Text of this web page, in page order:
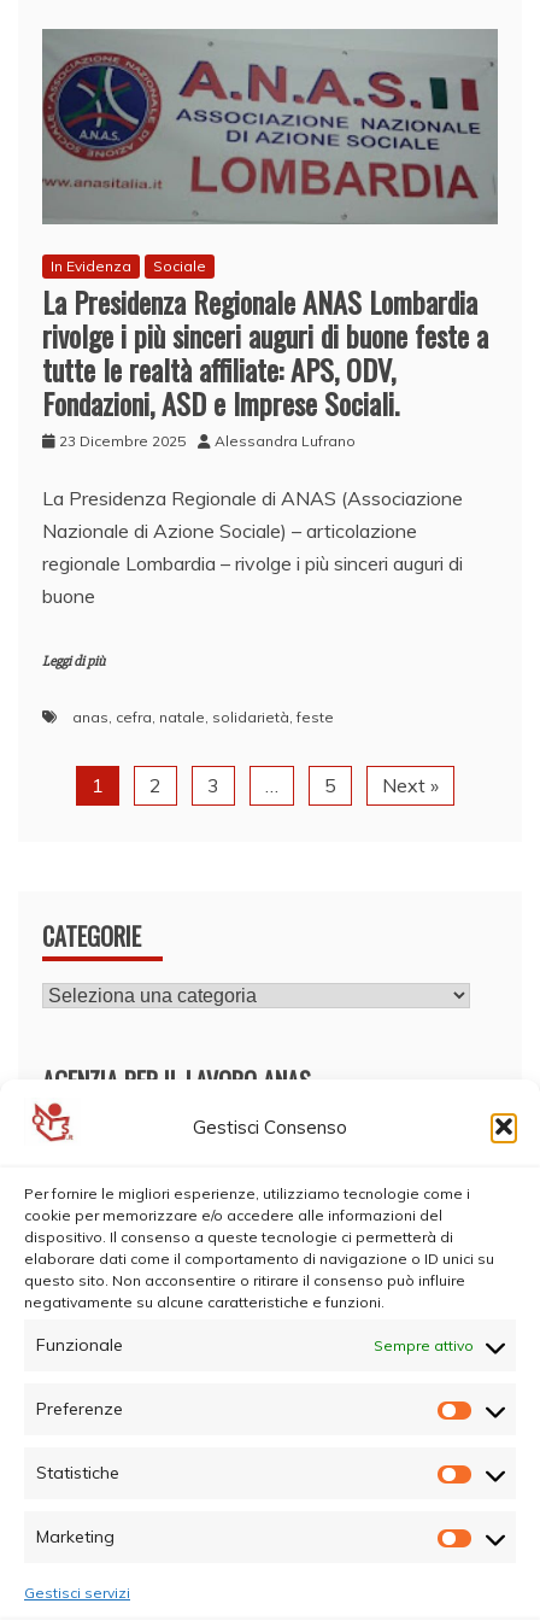
Gestisci Consenso
Per fornire le migliori esperienze, utilizziamo tecnologie come i
cookie per memorizzare e/o accedere alle informazioni del
dispositivo. Il consenso a queste tecnologie ci permetterà di
elaborare dati come il comportamento di navigazione o ID unici su
questo sito. Non acconsentire o ritirare il consenso può influire
negativamente su alcune caratteristiche e funzioni.
Funzionale Sempre attivo
Preferenze
Statistiche
Marketing
Gestisci servizi
In Evidenza Sociale
La Presidenza Regionale ANAS Lombardia
rivolge i più sinceri auguri di buone feste a
tutte le realtà affiliate: APS, ODV,
Fondazioni, ASD e Imprese Sociali.
23 Dicembre 2025 Alessandra Lufrano
​La Presidenza Regionale di ANAS (Associazione
Nazionale di Azione Sociale) – articolazione
regionale Lombardia – rivolge i più sinceri auguri di
buone
Leggi di più
anas, cefra, natale, solidarietà,feste
1 2 3 … 5 Next »
CATEGORIE
CATEGORIE
AGENZIA PER IL LAVORO ANAS